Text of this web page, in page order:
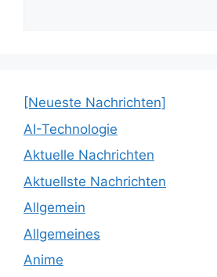
[Neueste Nachrichten]
AI-Technologie
Aktuelle Nachrichten
Aktuellste Nachrichten
Allgemein
Allgemeines
Anime